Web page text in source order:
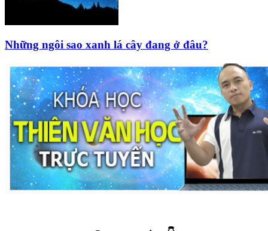
Những ngôi sao xanh lá cây đang ở đâu?